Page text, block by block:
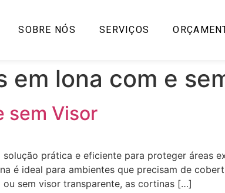
SOBRE NÓS SERVIÇOS
em lona com e
sem Visor
prática e eficiente para proteger áreas
é ideal para ambientes que precisam de
sem visor transparente, as cortinas […]